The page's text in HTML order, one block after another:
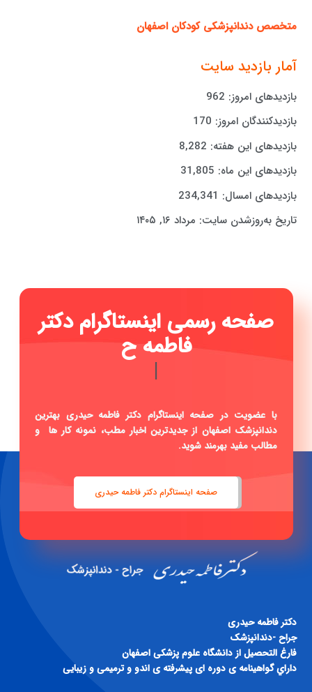
متخصص دندانپزشکی کودکان اصفهان
آمار بازدید سایت
بازدیدهای امروز: 962
بازدیدکنندگان امروز: 170
بازدیدهای این هفته: 8,282
بازدیدهای این ماه: 31,805
بازدیدهای امسال: 234,341
تاریخ به‌روزشدن سایت: مرداد ۱۶, ۱۴۰۵
صفحه رسمی اینستاگرام دکتر
فاطمه حیدر
|
با عضویت در صفحه اینستاگرام دکتر فاطمه حیدری بهترین
دندانپزشک اصفهان از جدیدترین اخبار مطب، نمونه کار ها و
مطالب مفید بهرمند شوید.
صفحه اینستاگرام دکتر فاطمه حیدری
دكتر فاطمه حيدری
جراح -دندانپزشک
فارغ التحصيل از دانشگاه علوم پزشكی اصفهان
داراي گواهينامه ی دوره ای پيشرفته ی اندو و ترميمی و زيبايی